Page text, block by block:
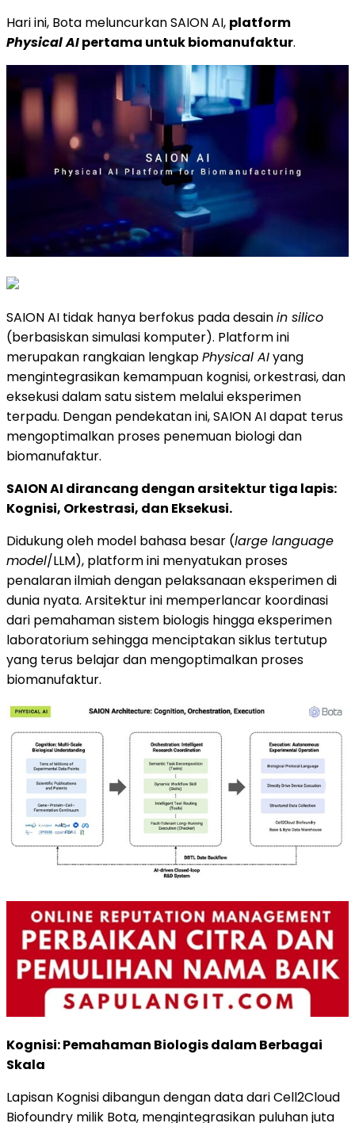
Hari ini, Bota meluncurkan SAION AI, platform
Physical AIpertama untuk biomanufaktur.
SAION AI tidak hanya berfokus pada desainin silico
(berbasiskan simulasi komputer). Platform ini
merupakan rangkaian lengkapPhysical AIyang
mengintegrasikan kemampuan kognisi, orkestrasi, dan
eksekusi dalam satu sistem melalui eksperimen
terpadu. Dengan pendekatan ini, SAION AI dapat terus
mengoptimalkan proses penemuan biologi dan
biomanufaktur.
SAION AI dirancang dengan arsitektur tiga lapis:
Kognisi, Orkestrasi, dan Eksekusi.
Didukung oleh model bahasa besar (large language
model/LLM), platform ini menyatukan proses
penalaran ilmiah dengan pelaksanaan eksperimen di
dunia nyata. Arsitektur ini memperlancar koordinasi
dari pemahaman sistem biologis hingga eksperimen
laboratorium sehingga menciptakan siklus tertutup
yang terus belajar dan mengoptimalkan proses
biomanufaktur.
Kognisi: Pemahaman Biologis dalam Berbagai
Skala
Lapisan Kognisi dibangun dengan data dari Cell2Cloud
Biofoundry milik Bota, mengintegrasikan puluhan juta